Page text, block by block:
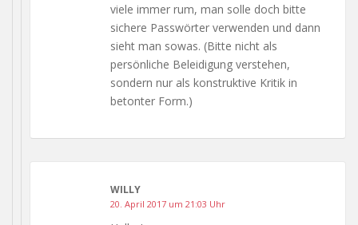
viele immer rum, man solle doch bitte
sichere Passwörter verwenden und dann
sieht man sowas. (Bitte nicht als
persönliche Beleidigung verstehen,
sondern nur als konstruktive Kritik in
betonter Form.)
WILLY
20. April 2017 um 21:03 Uhr